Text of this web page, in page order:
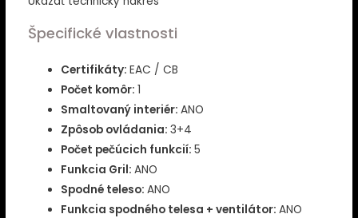
Špecifické vlastnosti
Certifikáty: EAC / CB
Počet komôr: 1
Smaltovaný interiér: ANO
Zpôsob ovládania: 3+4
Počet pečúcich funkcií: 5
Funkcia Gril: ANO
Spodné teleso: ANO
Funkcia spodného telesa + ventilátor: ANO